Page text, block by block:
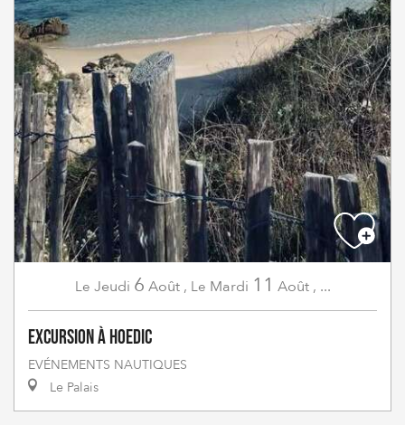
Le Jeudi 6 Août, Le Mardi 11 Août, ...
Excursion à Hoedic
EVÉNEMENTS NAUTIQUES
Le Palais